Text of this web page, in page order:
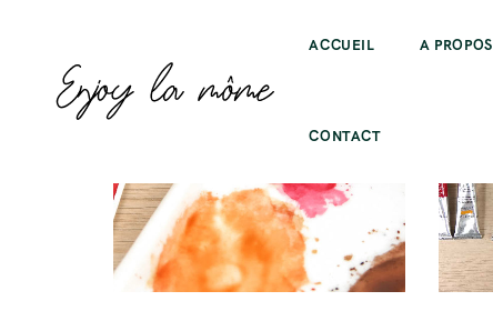
ACCUEIL A PROPOS
CONTACT